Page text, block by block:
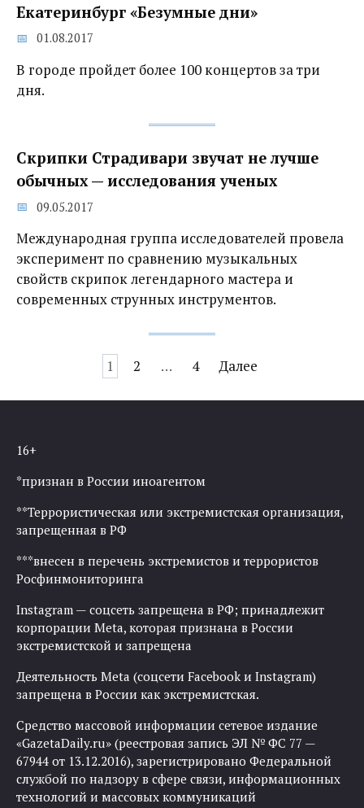
Екатеринбург «Безумные дни»
01.08.2017
В городе пройдет более 100 концертов за три
дня.
Скрипки Страдивари звучат не лучше
обычных‍ — исследования ученых
09.05.2017
Международная группа исследователей провела
эксперимент по сравнению музыкальных
свойств скрипок легендарного мастера и
современных струнных инструментов.
записям
1 2 … 4 Далее
16+
*признан в России иноагентом
**Террористическая или экстремистская организация,
запрещенная в РФ
***внесен в перечень экстремистов и террористов
Росфинмониторинга
Instagram — соцсеть запрещена в РФ; принадлежит
корпорации Meta, которая признана в России
экстремистской и запрещена
Деятельность Meta (соцсети Facebook и Instagram)
запрещена в России как экстремистская.
Средство массовой информации сетевое издание
«GazetaDaily.ru» (реестровая запись ЭЛ № ФС 77 —
67944 от 13.12.2016), зарегистрировано Федеральной
службой по надзору в сфере связи, информационных
технологий и массовых коммуникаций